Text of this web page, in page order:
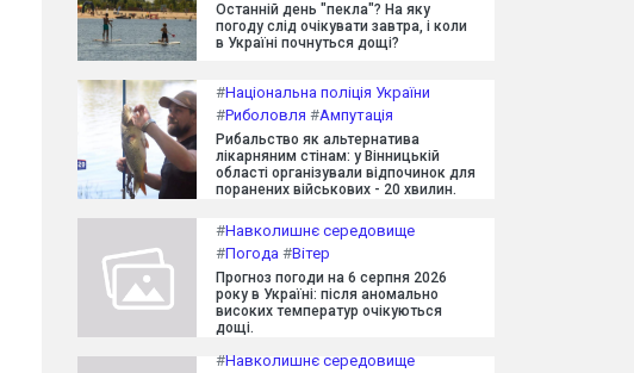
Останній день "пекла"? На яку
погоду слід очікувати завтра, і коли
в Україні почнуться дощі?
#Національна поліція України
#Риболовля #Ампутація
Рибальство як альтернатива
лікарняним стінам: у Вінницькій
області організували відпочинок для
поранених військових - 20 хвилин.
#Навколишнє середовище
#Погода #Вітер
Прогноз погоди на 6 серпня 2026
року в Україні: після аномально
високих температур очікуються
дощі.
#Навколишнє середовище